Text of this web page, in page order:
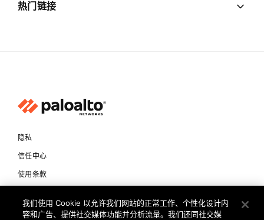
热门链接
隐私
信任中心
使用条款
我们使用 Cookie 以允许我们网站的正常工作、个性化设计内
容和广告、提供社交媒体功能并分析流量。我们还同社交媒